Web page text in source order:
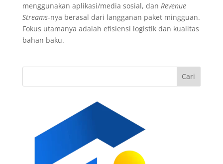
menggunakan aplikasi/media sosial, dan Revenue
Streams-nya berasal dari langganan paket mingguan.
Fokus utamanya adalah efisiensi logistik dan kualitas
bahan baku.
Cari